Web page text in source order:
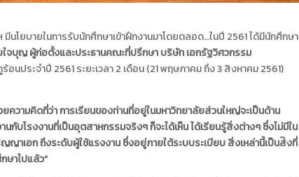
นโยบายในการรับนักศึกษาเข้าฝึกงานมาโดยตลอด…ในปี 2561 ได้มีนักศึกษา
จบุญ ผู้ก่อตั้งและประธานคณะที่ปรึกษา บริษัท เอกรัฐวิศวกรรม
นประจำปี 2561 ระยะเวลา 2 เดือน (21 พฤษภาคม ถึง 3 สิงหาคม 2561)
วามคิดที่ว่า การเรียนของท่านที่อยู่ในมหาวิทยาลัยส่วนใหญ่จะเป็นด้าน
บโรงงานที่เป็นอุตสาหกรรมจริงๆ ก็จะได้เห็น ได้เรียนรู้สิ่งต่างๆ ซึ่งไม่มีใน
าเอก ถึงระดับผู้ใช้แรงงาน ซึ่งอยู่ภายใต้ระบบระเบียบ สิ่งเหล่านี้เป็นส่ิงที่
ษาไปแล้ว“